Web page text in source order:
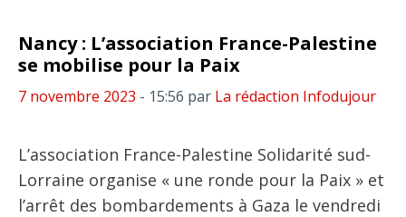
Nancy : L’association France-Palestine
se mobilise pour la Paix
7 novembre 2023 - 15:56 par La rédaction Infodujour
L’association France-Palestine Solidarité sud-
Lorraine organise « une ronde pour la Paix » et
l’arrêt des bombardements à Gaza le vendredi